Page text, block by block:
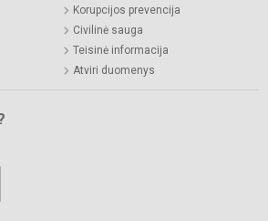
Korupcijos prevencija
Civilinė sauga
Teisinė informacija
Atviri duomenys